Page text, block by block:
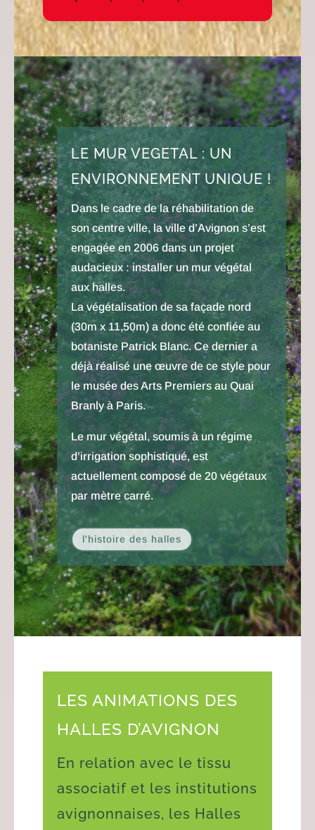
LE MUR VEGETAL : UN
ENVIRONNEMENT UNIQUE !
Dans le cadre de la réhabilitation de
son centre ville, la ville d’Avignon s’est
engagée en 2006 dans un projet
audacieux : installer un mur végétal
aux halles.
La végétalisation de sa façade nord
(30m x 11,50m) a donc été confiée au
botaniste Patrick Blanc. Ce dernier a
déjà réalisé une œuvre de ce style pour
le musée des Arts Premiers au Quai
Branly à Paris.
Le mur végétal, soumis à un régime
d’irrigation sophistiqué, est
actuellement composé de 20 végétaux
par mètre carré.
l'histoire des halles
LES ANIMATIONS DES
HALLES D’AVIGNON
En relation avec le tissu
associatif et les institutions
avignonnaises, les Halles